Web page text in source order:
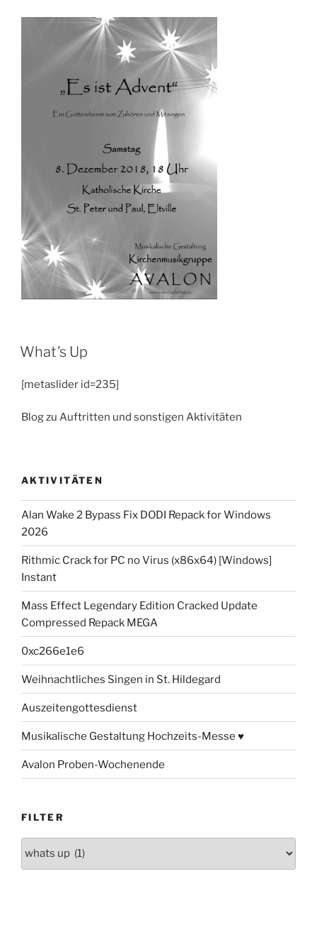
What’s Up
[metaslider id=235]
Blog zu Auftritten und sonstigen Aktivitäten
AKTIVITÄTEN
Alan Wake 2 Bypass Fix DODI Repack for Windows
2026
Rithmic Crack for PC no Virus (x86x64) [Windows]
Instant
Mass Effect Legendary Edition Cracked Update
Compressed Repack MEGA
0xc266e1e6
Weihnachtliches Singen in St. Hildegard
Auszeitengottesdienst
Musikalische Gestaltung Hochzeits-Messe ♥
Avalon Proben-Wochenende
FILTER